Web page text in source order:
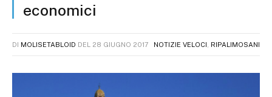
economici
DI MOLISETABLOID DEL 28 GIUGNO 2017 NOTIZIE VELOCI RIPALIMOSANI